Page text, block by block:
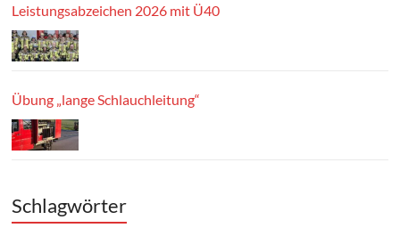
Leistungsabzeichen 2026 mit Ü40
Übung „lange Schlauchleitung“
Schlagwörter